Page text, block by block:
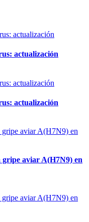
actualización
actualización
aviar A(H7N9) en